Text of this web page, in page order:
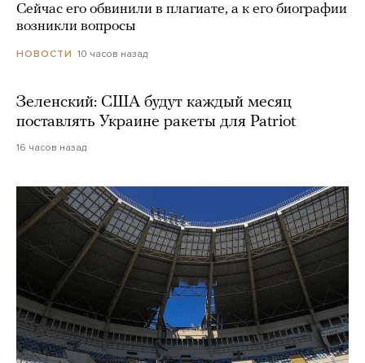
Сейчас его обвинили в плагиате, а к его биографии
возникли вопросы
НОВОСТИ 10 часов назад
Зеленский: США будут каждый месяц
поставлять Украине ракеты для Patriot
16 часов назад